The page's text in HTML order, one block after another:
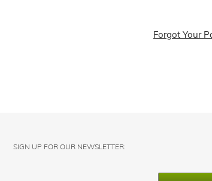
Forgot Your
SIGN UP FOR OUR NEWSLETTER: